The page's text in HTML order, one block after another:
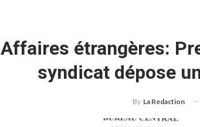
Affaires étrangères:
syndicat dépose
By La Redaction